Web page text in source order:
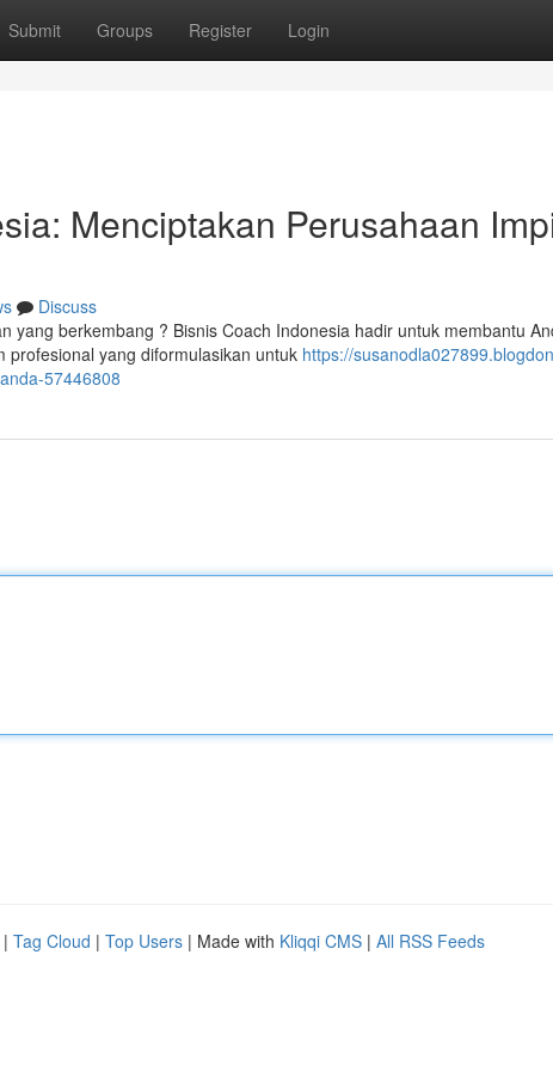
Submit Groups Register Login
Menciptakan Perusahaan
Discuss
yang berkembang ? Bisnis Coach Indonesia hadir untuk membantu
yang diformulasikan untuk https://
57446808
| Tag Cloud | Top Users | Made with Kliqqi CMS | All RSS Feeds